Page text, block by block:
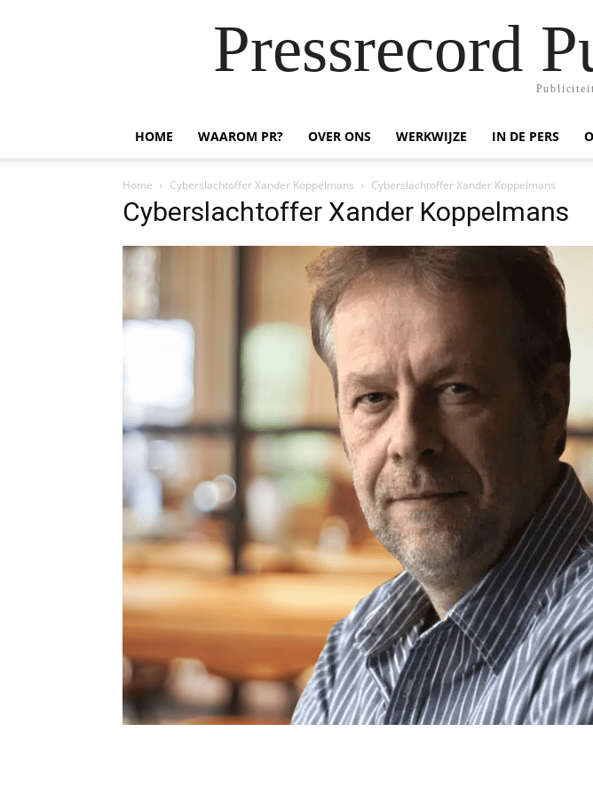
Pressrecord
HOME WAAROM PR? OVER ONS WERKWIJZE IN DE PERS
Home Cyberslachtoffer Xander Koppelmans Cyberslachtoffer Xander Koppelmans
Cyberslachtoffer Xander Koppelmans